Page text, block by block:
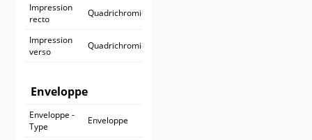
Impression
recto
Quadrichromie
Impression
verso
Quadrichromie
Enveloppe
Enveloppe -
Type
Enveloppe